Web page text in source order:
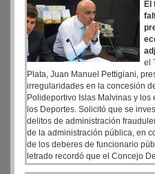
El
el
Plata, Juan Manuel Pettigiani,
irregularidades en la concesión
Polideportivo Islas Malvinas y
los Deportes. Solicitó que se
delitos de administración
de la administración pública, en
de los deberes de funcionario
letrado recordó que el Concejo
del año pasado la adjudicación